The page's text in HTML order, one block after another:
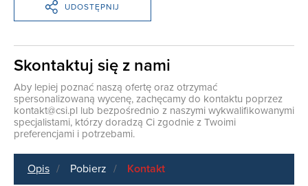
UDOSTĘPNIJ
Skontaktuj się z nami
Aby lepiej poznać naszą ofertę oraz otrzymać
spersonalizowaną wycenę, zachęcamy do kontaktu poprzez
kontakt@csi.pl lub bezpośrednio z naszymi wykwalifikowanymi
specjalistami, którzy doradzą Ci zgodnie z Twoimi
preferencjami i potrzebami.
Opis Pobierz Kontakt